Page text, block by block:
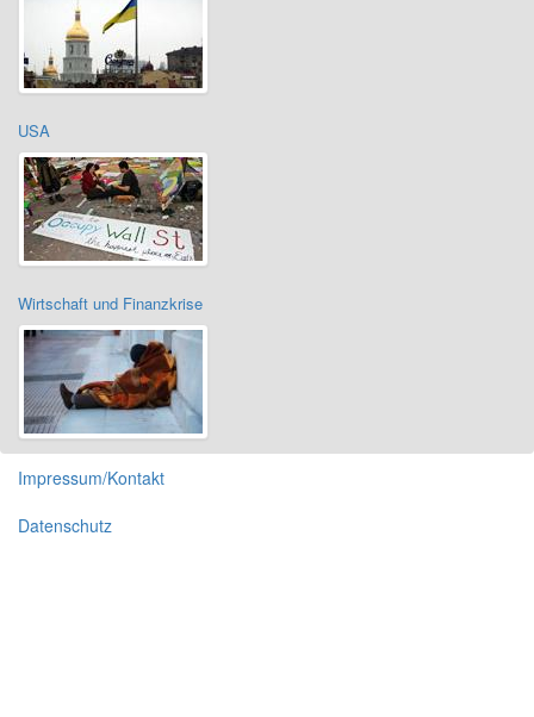
USA
Wirtschaft und Finanzkrise
Impressum/Kontakt
Datenschutz